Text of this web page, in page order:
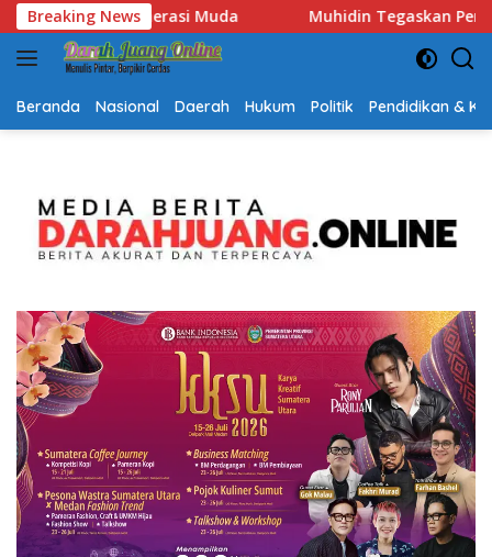
Langsung
ke
konten
Breaking News
Muhidin Tegaskan Penempatan Pejabat Kalsel Berbasis
Beranda Nasional Daerah Hukum Politik Pendidikan &